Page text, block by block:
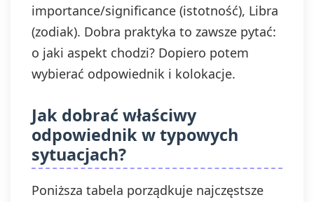
importance/significance (istotność), Libra
(zodiak). Dobra praktyka to zawsze pytać:
o jaki aspekt chodzi? Dopiero potem
wybierać odpowiednik i kolokacje.
Jak dobrać właściwy
odpowiednik w typowych
sytuacjach?
Poniższa tabela porządkuje najczęstsze